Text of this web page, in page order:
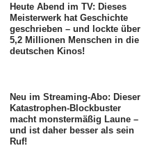
Heute Abend im TV: Dieses
Meisterwerk hat Geschichte
geschrieben – und lockte über
5,2 Millionen Menschen in die
deutschen Kinos!
Neu im Streaming-Abo: Dieser
Katastrophen-Blockbuster
macht monstermäßig Laune –
und ist daher besser als sein
Ruf!